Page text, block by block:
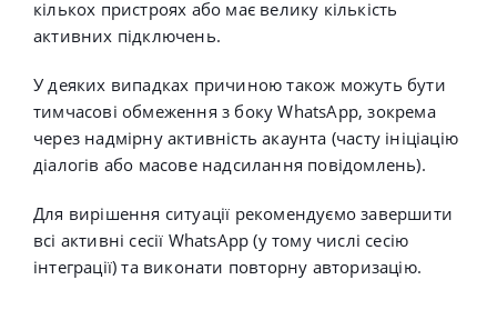
кількох пристроях або має велику кількість
активних підключень.
У деяких випадках причиною також можуть бути
тимчасові обмеження з боку WhatsApp, зокрема
через надмірну активність акаунта (часту ініціацію
діалогів або масове надсилання повідомлень).
Для вирішення ситуації рекомендуємо завершити
всі активні сесії WhatsApp (у тому числі сесію
інтеграції) та виконати повторну авторизацію.